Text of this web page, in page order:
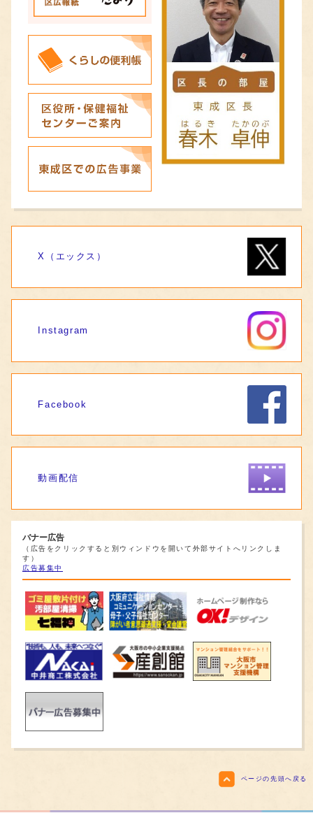
X（エックス）
Instagram
Facebook
動画配信
バナー広告
（広告をクリックすると別ウィンドウを開いて外部サイトへリンクしま
す）
広告募集中
ページの先頭へ戻る